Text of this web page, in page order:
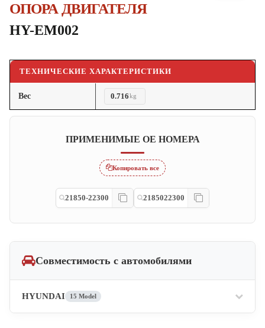
ОПОРА ДВИГАТЕЛЯ
HY-EM002
ТЕХНИЧЕСКИЕ ХАРАКТЕРИСТИКИ
Вес 0.716kg
ПРИМЕНИМЫЕ OE НОМЕРА
Копировать все
21850-22300 2185022300
Совместимость с автомобилями
HYUNDAI 15 Model